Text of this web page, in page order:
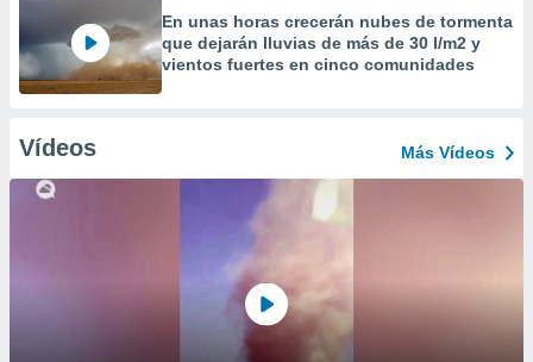
En unas horas crecerán nubes de tormenta
que dejarán lluvias de más de 30 l/m2 y
vientos fuertes en cinco comunidades
Vídeos Más Vídeos